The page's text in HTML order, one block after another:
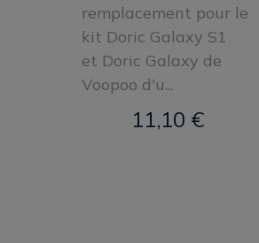
remplacement pour le
kit Doric Galaxy S1
et Doric Galaxy de
Voopoo d'u...
11,10 €